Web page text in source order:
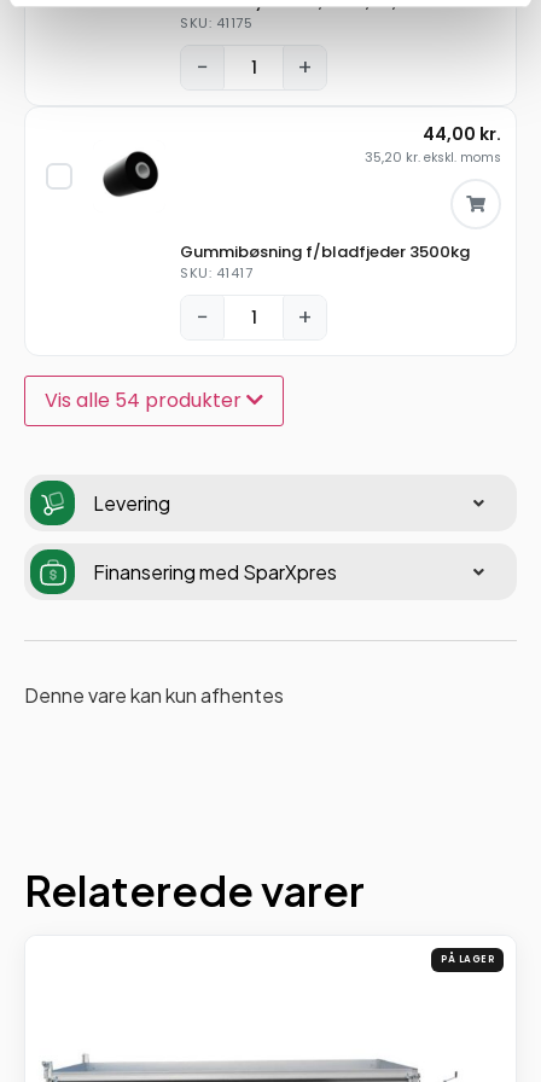
SKU: 41175
− +
Gummibøsning f/bladfjeder 3500kg
SKU: 41417
− +
44,00 kr.
35,20 kr. ekskl. moms
Vis alle 54 produkter
Levering
Finansering med SparXpres
Denne vare kan kun afhentes
Relaterede varer
PÅ LAGER